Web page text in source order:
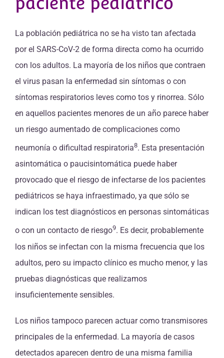
La población pediátrica no se ha visto tan afectada
por el SARS-CoV-2 de forma directa como ha ocurrido
con los adultos. La mayoría de los niños que contraen
el virus pasan la enfermedad sin síntomas o con
síntomas respiratorios leves como tos y rinorrea. Sólo
en aquellos pacientes menores de un año parece haber
un riesgo aumentado de complicaciones como
neumonía o dificultad respiratoria8. Esta presentación
asintomática o paucisintomática puede haber
provocado que el riesgo de infectarse de los pacientes
pediátricos se haya infraestimado, ya que sólo se
indican los test diagnósticos en personas sintomáticas
o con un contacto de riesgo9. Es decir, probablemente
los niños se infectan con la misma frecuencia que los
adultos, pero su impacto clínico es mucho menor, y las
pruebas diagnósticas que realizamos
insuficientemente sensibles.
Los niños tampoco parecen actuar como transmisores
principales de la enfermedad. La mayoría de casos
detectados aparecen dentro de una misma familia